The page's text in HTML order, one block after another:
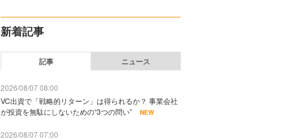
新着記事
記事 ニュース
2026/08/07 08:00
VC出資で「戦略的リターン」は得られるか？ 事業会社
が投資を無駄にしないための“3つの問い”
NEW
2026/08/07 07:00